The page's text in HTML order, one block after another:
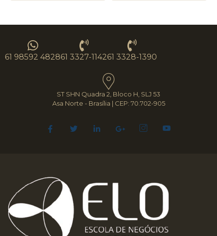
61 98592 482861 3327-114261 3328-1390
ST SHN Quadra 2, Bloco H, SLJ 53
Asa Norte - Brasília | CEP: 70.702-905